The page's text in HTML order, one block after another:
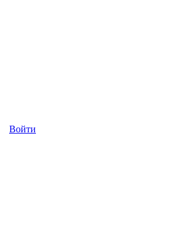
Войти